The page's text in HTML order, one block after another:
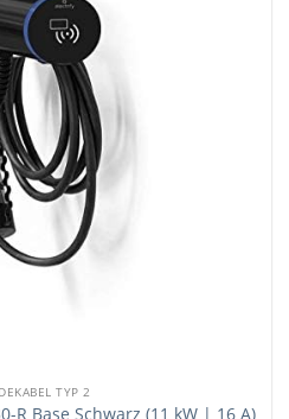
TYP 2
R Base Schwarz (11 kW | 16 A)